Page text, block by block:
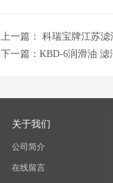
上一篇： 科瑞宝牌江苏滤
下一篇： KBD-6润滑油 滤
关于我们
公司简介
在线留言